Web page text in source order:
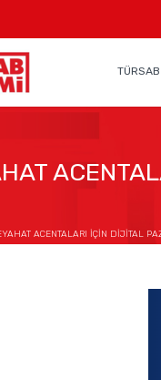
ACENTALARI İÇİN DİJİTAL